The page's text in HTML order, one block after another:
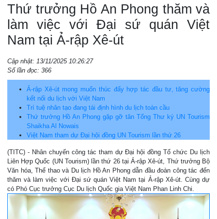
Thứ trưởng Hồ An Phong thăm và
làm việc với Đại sứ quán Việt
Nam tại Ả-rập Xê-út
Cập nhật: 13/11/2025 10:26:27
Số lần đọc: 366
Ả-rập Xê-út mong muốn thúc đẩy hợp tác đầu tư, tăng cường
kết nối du lịch với Việt Nam
Trí tuệ nhân tạo đang tái định hình du lịch toàn cầu
Thứ trưởng Hồ An Phong gặp gỡ tân Tổng Thư ký UN Tourism
Shaikha Al Nowais
Việt Nam tham dự Đại hội đồng UN Tourism lần thứ 26
(TITC) - Nhân chuyến công tác tham dự Đại hội đồng Tổ chức Du lịch
Liên Hợp Quốc (UN Tourism) lần thứ 26 tại Ả-rập Xê-út, Thứ trưởng Bộ
Văn hóa, Thể thao và Du lịch Hồ An Phong dẫn đầu đoàn công tác đến
thăm và làm việc với Đại sứ quán Việt Nam tại Ả-rập Xê-út. Cùng dự
có Phó Cục trưởng Cục Du lịch Quốc gia Việt Nam Phan Linh Chi.